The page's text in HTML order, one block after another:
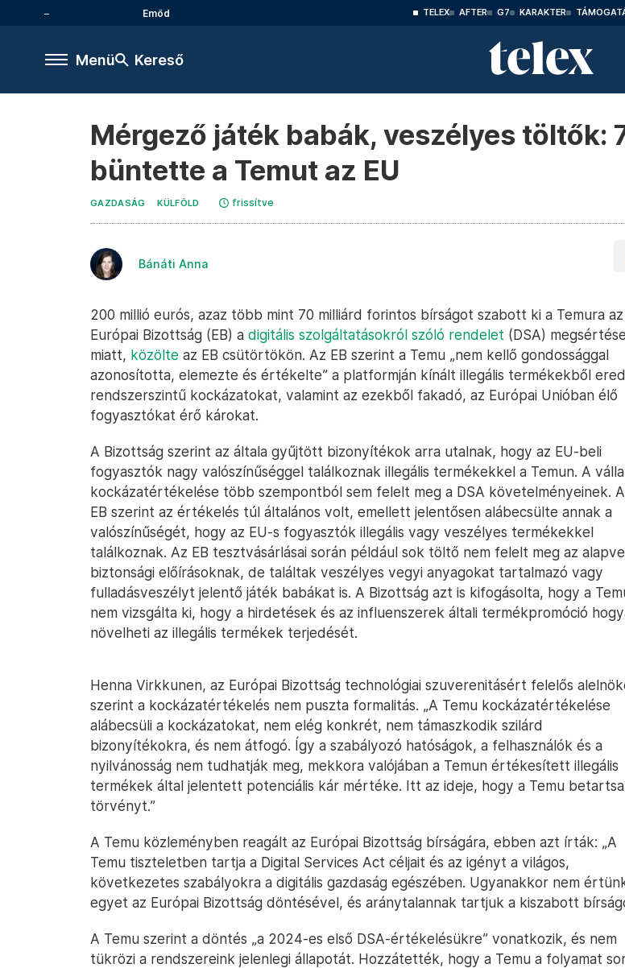
Emőd TELEX AFTER G7 KARAKTER
Menü Kereső
Mérgező játék babák, veszélyes töltők:
büntette a Temut az EU
GAZDASÁG KÜLFÖLD frissítve
Bánáti Anna
200 millió eurós, azaz több mint 70 milliárd forintos bírságot szabott ki a Temura az
Európai Bizottság (EB) a digitális szolgáltatásokról szóló rendelet (DSA) megsértése
miatt, közölte az EB csütörtökön. Az EB szerint a Temu „nem kellő gondossággal
azonosította, elemezte és értékelte” a platformján kínált illegális termékekből
rendszerszintű kockázatokat, valamint az ezekből fakadó, az Európai Unióban élő
fogyasztókat érő károkat.
A Bizottság szerint az általa gyűjtött bizonyítékok arra utalnak, hogy az EU-beli
fogyasztók nagy valószínűséggel találkoznak illegális termékekkel a Temun. A
kockázatértékelése több szempontból sem felelt meg a DSA követelményeinek.
EB szerint az értékelés túl általános volt, emellett jelentősen alábecsülte annak a
valószínűségét, hogy az EU-s fogyasztók illegális vagy veszélyes termékekkel
találkoznak. Az EB tesztvásárlásai során például sok töltő nem felelt meg az
biztonsági előírásoknak, de találtak veszélyes vegyi anyagokat tartalmazó vagy
fulladásveszélyt jelentő játék babákat is. A Bizottság azt is kifogásolta, hogy a
nem vizsgálta ki, hogy a hirdetések és az influenszerek általi termékpromóció
növelheti az illegális termékek terjedését.
Henna Virkkunen, az Európai Bizottság technológiai szuverenitásért felelős
szerint a kockázatértékelés nem puszta formalitás. „A Temu kockázatértékelése
alábecsüli a kockázatokat, nem elég konkrét, nem támaszkodik szilárd
bizonyítékokra, és nem átfogó. Így a szabályozó hatóságok, a felhasználók és a
nyilvánosság nem tudhatják meg, mekkora valójában a Temun értékesített illegális
termékek által jelentett potenciális kár mértéke. Itt az ideje, hogy a Temu
törvényt.”
A Temu közleményben reagált az Európai Bizottság bírságára, ebben azt írták: „A
Temu tiszteletben tartja a Digital Services Act céljait és az igényt a világos,
következetes szabályokra a digitális gazdaság egészében. Ugyanakkor nem
egyet az Európai Bizottság döntésével, és aránytalannak tartjuk a kiszabott
A Temu szerint a döntés „a 2024-es első DSA-értékelésükre” vonatkozik, és nem
tükrözi a rendszereink jelenlegi állapotát. Hozzátették, hogy a Temu a folyamat